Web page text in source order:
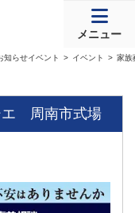
メニュー
知らせイベント イベント 家族
エ 周南市式場